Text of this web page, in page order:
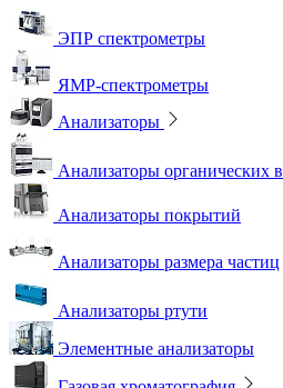
ЭПР спектрометры
ЯМР-спектрометры
Анализаторы
Анализаторы органических
Анализаторы покрытий
Анализаторы размера частиц
Анализаторы ртути
Элементные анализаторы